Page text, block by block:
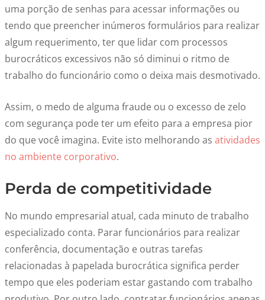
uma porção de senhas para acessar informações ou
tendo que preencher inúmeros formulários para realizar
algum requerimento, ter que lidar com processos
burocráticos excessivos não só diminui o ritmo de
trabalho do funcionário como o deixa mais desmotivado.
Assim, o medo de alguma fraude ou o excesso de zelo
com segurança pode ter um efeito para a empresa pior
do que você imagina. Evite isto melhorando as atividades
no ambiente corporativo.
Perda de competitividade
No mundo empresarial atual, cada minuto de trabalho
especializado conta. Parar funcionários para realizar
conferência, documentação e outras tarefas
relacionadas à papelada burocrática significa perder
tempo que eles poderiam estar gastando com trabalho